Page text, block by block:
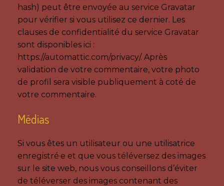
hash) peut être envoyée au service Gravatar
pour vérifier si vous utilisez ce dernier. Les
clauses de confidentialité du service Gravatar
sont disponibles ici :
https://automattic.com/privacy/. Après
validation de votre commentaire, votre photo
de profil sera visible publiquement à coté de
votre commentaire.
Médias
Si vous êtes un utilisateur ou une utilisatrice
enregistré·e et que vous téléversez des images
sur le site web, nous vous conseillons d’éviter
de téléverser des images contenant des